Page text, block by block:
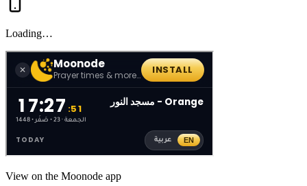
Loading…
View on the Moonode app